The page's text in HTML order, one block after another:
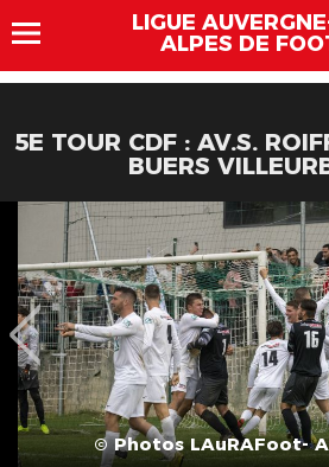
LIGUE
ALPES DE
5E TOUR CDF : AV.S.
BUERS
© Photos LAuRAFoot-